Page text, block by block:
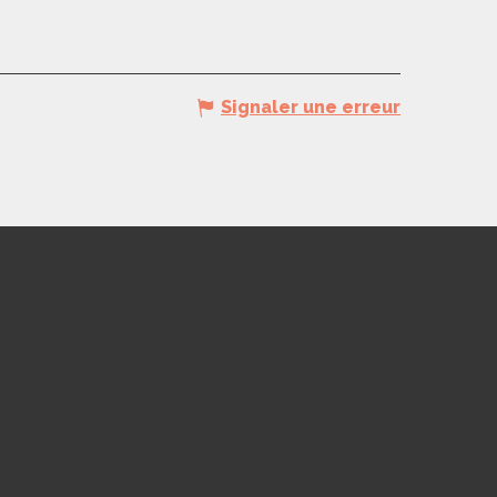
Signaler une erreur